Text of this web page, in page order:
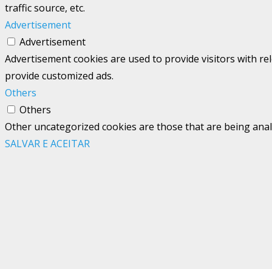
traffic source, etc.
Advertisement
Advertisement
Advertisement cookies are used to provide visitors with
provide customized ads.
Others
Others
Other uncategorized cookies are those that are being
SALVAR E ACEITAR